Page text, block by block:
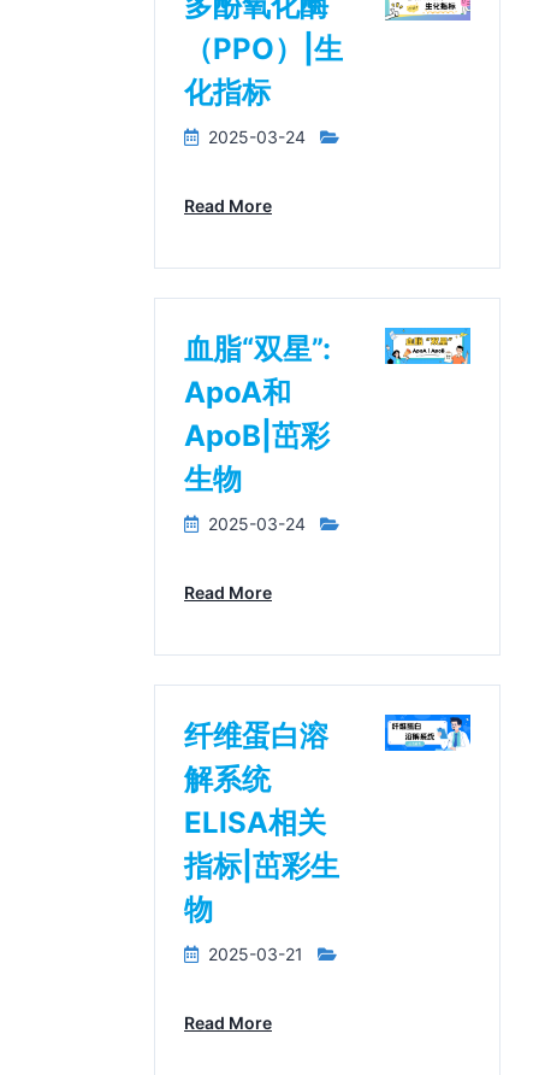
（PPO）|生
化指标
2025-03-24
Read More
血脂“双星”:
ApoA和
ApoB|茁彩
生物
2025-03-24
Read More
纤维蛋白溶
解系统
ELISA相关
指标|茁彩生
物
2025-03-21
Read More